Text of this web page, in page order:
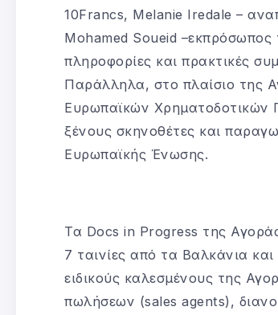
10Francs, Melanie Iredale –
Mohamed Soueid
πληροφορίες και πρακτικές
Παράλληλα, στο πλαίσιο της
Ευρωπαϊκών Χρηματοδοτικών
ξένους σκηνοθέτες και
Ευρωπαϊκής Ένωσης.
Τα Docs in Progress της
7 ταινίες από τα Βαλκάνια
ειδικούς καλεσμένους της
πωλήσεων (sales agents),